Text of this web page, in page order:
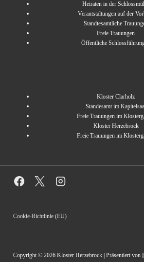
Heiraten in der
Verantstaltungen auf der
Standtesamtliche
Freie Trauungen
Öffentliche
Kloster Clarholz
Standesamt im
Freie Trauungen im
Kloster Herzebrock
Freie Trauungen im
Footer-
Cookie-Richtlinie (EU)
Copyright © 2026 Kloster Herzebrock | Präsentiert von